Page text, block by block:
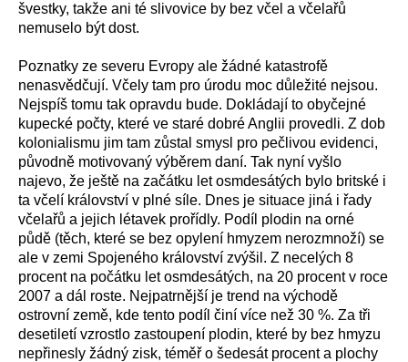
švestky, takže ani té slivovice by bez včel a včelařů
nemuselo být dost.
Poznatky ze severu Evropy ale žádné katastrofě
nenasvědčují. Včely tam pro úrodu moc důležité nejsou.
Nejspíš tomu tak opravdu bude. Dokládají to obyčejné
kupecké počty, které ve staré dobré Anglii provedli. Z dob
kolonialismu jim tam zůstal smysl pro pečlivou evidenci,
původně motivovaný výběrem daní. Tak nyní vyšlo
najevo, že ještě na začátku let osmdesátých bylo britské i
ta včelí království v plné síle. Dnes je situace jiná i řady
včelařů a jejich létavek prořídly. Podíl plodin na orné
půdě (těch, které se bez opylení hmyzem nerozmnoží) se
ale v zemi Spojeného království zvýšil. Z necelých 8
procent na počátku let osmdesátých, na 20 procent v roce
2007 a dál roste. Nejpatrnější je trend na východě
ostrovní země, kde tento podíl činí více než 30 %. Za tři
desetiletí vzrostlo zastoupení plodin, které by bez hmyzu
nepřinesly žádný zisk, téměř o šedesát procent a plochy